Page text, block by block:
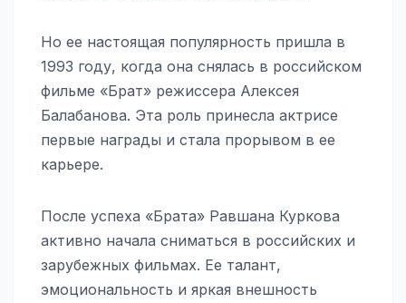
Но ее настоящая популярность пришла в
1993 году, когда она снялась в российском
фильме «Брат» режиссера Алексея
Балабанова. Эта роль принесла актрисе
первые награды и стала прорывом в ее
карьере.
После успеха «Брата» Равшана Куркова
активно начала сниматься в российских и
зарубежных фильмах. Ее талант,
эмоциональность и яркая внешность